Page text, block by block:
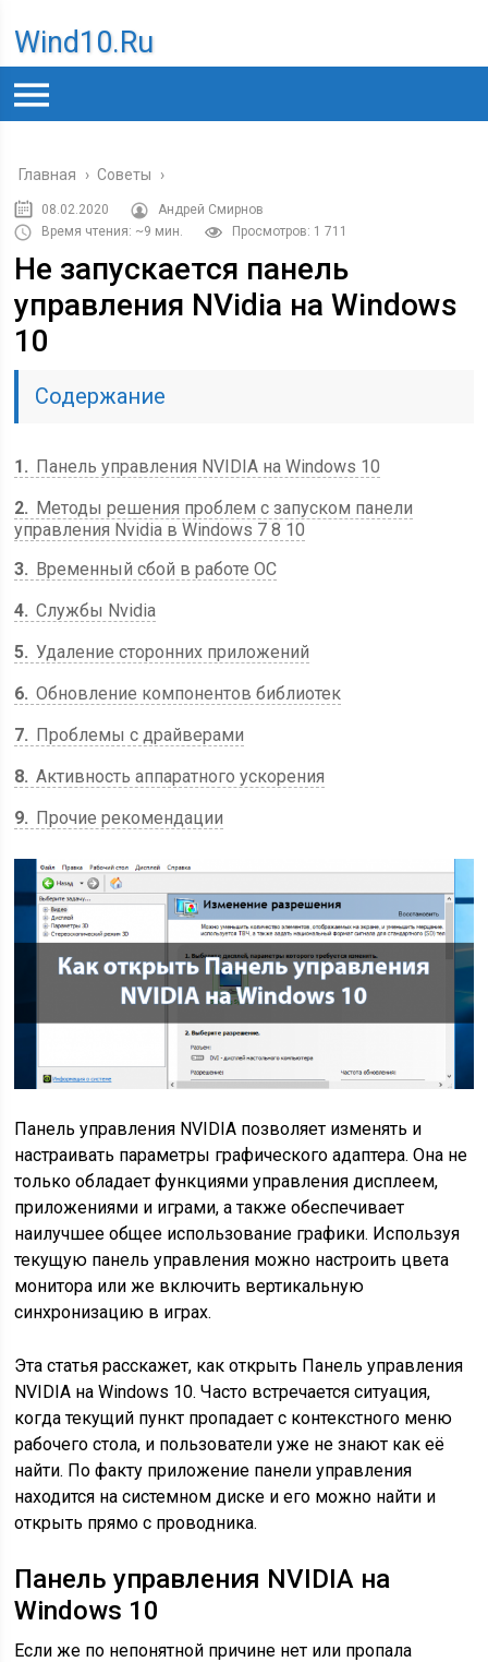
Wind10.ru
Главная › Советы ›
08.02.2020
Андрей Смирнов
Время чтения: ~9 мин.
Просмотров: 1 711
Не запускается панель
управления NVidia на Windows
10
Содержание
1
Панель управления NVIDIA на Windows 10
2
Методы решения проблем с запуском панели
управления Nvidia в Windows 7 8 10
3
Временный сбой в работе ОС
4 Службы Nvidia
5 Удаление сторонних приложений
6 Обновление компонентов библиотек
7
Проблемы с драйверами
8 Активность аппаратного ускорения
9
Прочие рекомендации
Панель управления NVIDIA позволяет изменять и
настраивать параметры графического адаптера. Она не
только обладает функциями управления дисплеем,
приложениями и играми, а также обеспечивает
наилучшее общее использование графики. Используя
текущую панель управления можно настроить цвета
монитора или же включить вертикальную
синхронизацию в играх.
Эта статья расскажет, как открыть Панель управления
NVIDIA на Windows 10. Часто встречается ситуация,
когда текущий пункт пропадает с контекстного меню
рабочего стола, и пользователи уже не знают как её
найти. По факту приложение панели управления
находится на системном диске и его можно найти и
открыть прямо с проводника.
Панель управления NVIDIA на
Windows 10
Если же по непонятной причине нет или пропала